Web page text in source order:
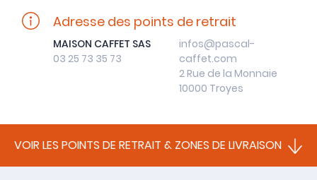
Adresse des points de retrait
MAISON CAFFET SAS
03 25 73 35 73
infos@pascal-
caffet.com
2 Rue de la Monnaie
10000 Troyes
VOIR LES POINTS DE RETRAIT & ZONES DE LIVRAISON